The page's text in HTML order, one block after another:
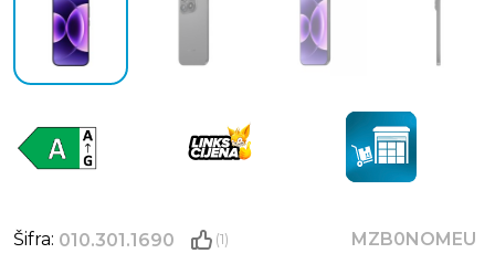
Šifra: 010.301.1690 (1)
MZB0NOMEU